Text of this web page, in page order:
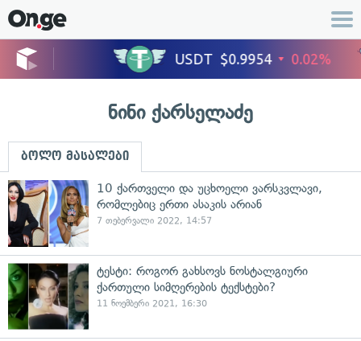
ნინი ქარსელაძე
ბოლო მასალები
10 ქართველი და უცხოელი ვარსკვლავი,
რომლებიც ერთი ასაკის არიან
7 თებერვალი 2022, 14:57
ტესტი: როგორ გახსოვს ნოსტალგიური
ქართული სიმღერების ტექსტები?
11 ნოემბერი 2021, 16:30